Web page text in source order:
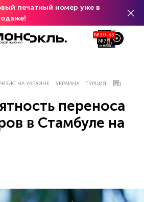
печатный номер уже в
№30-33
№7
НА УКРАИНЕ УКРАИНА ТУРЦИЯ
переноса
в Стамбуле на